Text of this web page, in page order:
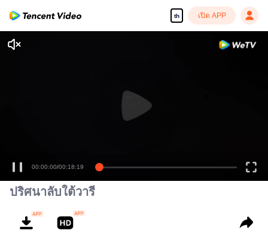
th เปิด APP
00:00:00/00:18:19
ปริศนาลับใต้วารี